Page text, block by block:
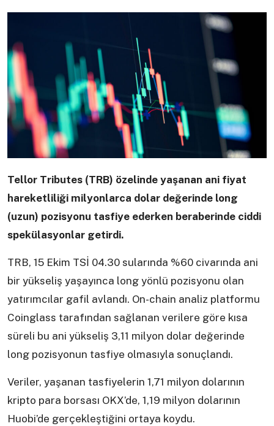
Tellor Tributes (TRB) özelinde yaşanan ani fiyat
hareketliliği milyonlarca dolar değerinde long
(uzun) pozisyonu tasfiye ederken beraberinde ciddi
spekülasyonlar getirdi.
TRB, 15 Ekim TSİ 04.30 sularında %60 civarında ani
bir yükseliş yaşayınca long yönlü pozisyonu olan
yatırımcılar gafil avlandı. On-chain analiz platformu
Coinglass tarafından sağlanan verilere göre kısa
süreli bu ani yükseliş 3,11 milyon dolar değerinde
long pozisyonun tasfiye olmasıyla sonuçlandı.
Veriler, yaşanan tasfiyelerin 1,71 milyon dolarının
kripto para borsası OKX’de, 1,19 milyon dolarının
Huobi’de gerçekleştiğini ortaya koydu.